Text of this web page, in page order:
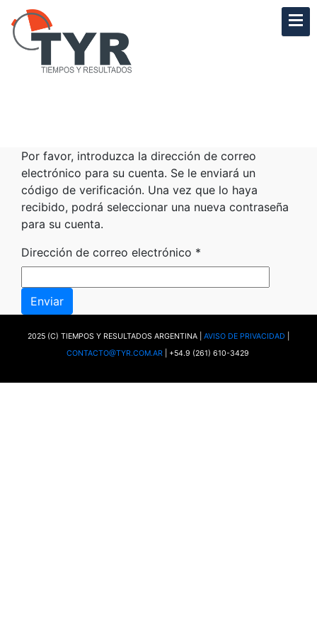
Por favor, introduzca la dirección de correo
electrónico para su cuenta. Se le enviará un
código de verificación. Una vez que lo haya
recibido, podrá seleccionar una nueva contraseña
para su cuenta.
Dirección de correo electrónico *
Enviar
2025 (C) TIEMPOS Y RESULTADOS ARGENTINA | AVISO DE PRIVACIDAD
CONTACTO@TYR.COM.AR| +54.9 (261) 610-3429